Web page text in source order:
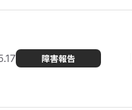
障害報告